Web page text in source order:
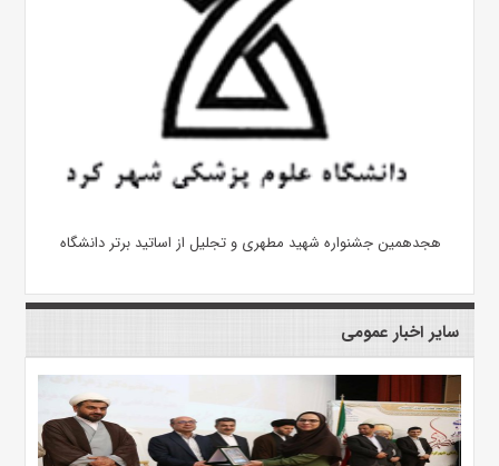
هجدهمین جشنواره شهید مطهری و تجلیل از اساتید برتر دانشگاه
سایر اخبار عمومی